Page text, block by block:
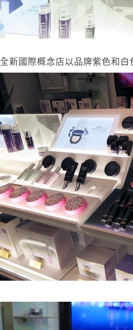
全新國際概念店以品牌紫色和